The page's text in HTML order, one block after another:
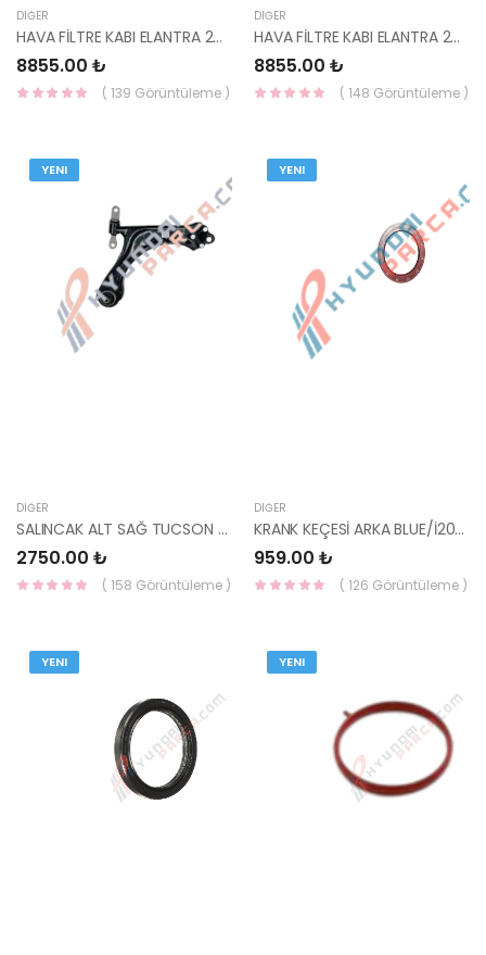
DIĞER
HAVA FİLTRE KABI ELANTRA 2021 28110-AA000 HMC
8855.00 ₺
( 139 Görüntüleme )
DIĞER
HAVA FİLTRE KABI ELANTRA 2021 28110-AA150 HMC
8855.00 ₺
( 148 Görüntüleme )
YENI
DIĞER
SALINCAK ALT SAĞ TUCSON 2021 54501-N9000 YS
2750.00 ₺
( 158 Görüntüleme )
YENI
DIĞER
KRANK KEÇESİ ARKA BLUE/İ20/İ30 21443-2B010 HMC
959.00 ₺
( 126 Görüntüleme )
YENI YENI